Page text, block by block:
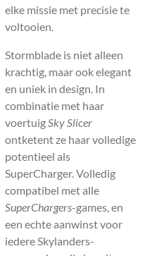
elke missie met precisie te
voltooien.
Stormblade is niet alleen
krachtig, maar ook elegant
en uniek in design. In
combinatie met haar
voertuigSky Slicer
ontketent ze haar volledige
potentieel als
SuperCharger. Volledig
compatibel met alle
SuperChargers-games, en
een echte aanwinst voor
iedere Skylanders-